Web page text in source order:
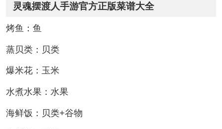
灵魂摆渡人手游官方正版菜谱大全
烤鱼：鱼
蒸贝类：贝类
爆米花：玉米
水煮水果：水果
海鲜饭：贝类+谷物